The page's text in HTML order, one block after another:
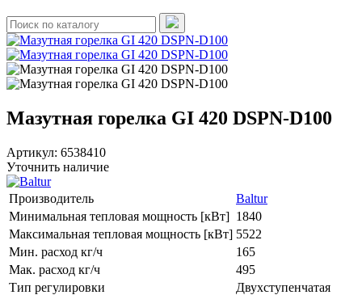
Мазутная горелка GI 420 DSPN-D100
Артикул: 6538410
Уточнить наличие
Производитель
Baltur
Минимальная тепловая мощность [кВт] 1840
Максимальная тепловая мощность [кВт] 5522
Мин. расход кг/ч
165
Мак. расход кг/ч
495
Тип регулировки
Двухступенчатая